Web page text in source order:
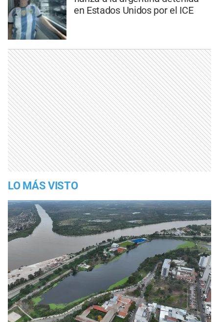
en Estados Unidos por el ICE
LO MÁS VISTO